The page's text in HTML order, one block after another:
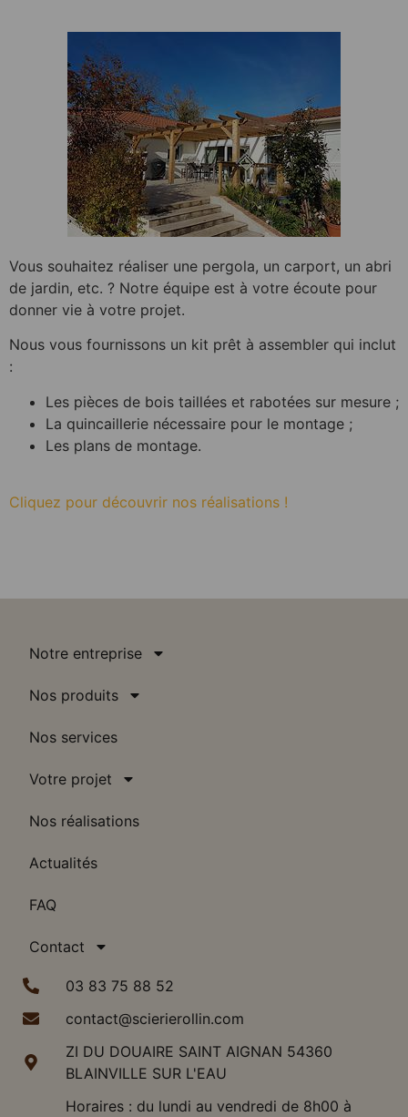
Vous souhaitez réaliser une pergola, un carport, un abri
de jardin, etc. ? Notre équipe est à votre écoute pour
donner vie à votre projet.
Nous vous fournissons un kit prêt à assembler qui inclut
:
Les pièces de bois taillées et rabotées sur mesure ;
La quincaillerie nécessaire pour le montage ;
Les plans de montage.
Cliquez pour découvrir nos réalisations !
Notre entreprise
Nos produits
Nos services
Votre projet
Nos réalisations
Actualités
FAQ
Contact
03 83 75 88 52
contact@scierierollin.com
ZI DU DOUAIRE SAINT AIGNAN 54360
BLAINVILLE SUR L'EAU
Horaires : du lundi au vendredi de 8h00 à